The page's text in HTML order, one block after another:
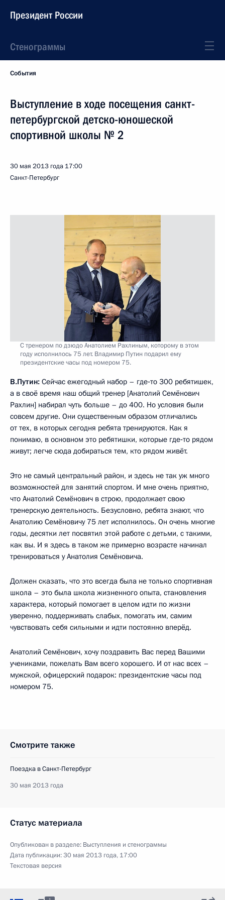
Президент России
Стенограммы
События
Выступление в ходе посещения санкт-
петербургской детско-юношеской
спортивной школы № 2
30 мая 2013 года 17:00
Санкт-Петербург
С тренером по дзюдо Анатолием Рахлиным, которому в этом
году исполнилось 75 лет. Владимир Путин подарил ему
президентские часы под номером 75.
В.Путин: Сейчас ежегодный набор – где‑то 300 ребятишек,
а в своё время наш общий тренер [Анатолий Семёнович
Рахлин] набирал чуть больше – до 400. Но условия были
совсем другие. Они существенным образом отличались
от тех, в которых сегодня ребята тренируются. Как я
понимаю, в основном это ребятишки, которые где‑то рядом
живут; легче сюда добираться тем, кто рядом живёт.
Это не самый центральный район, и здесь не так уж много
возможностей для занятий спортом. И мне очень приятно,
что Анатолий Семёнович в строю, продолжает свою
тренерскую деятельность. Безусловно, ребята знают, что
Анатолию Семёновичу 75 лет исполнилось. Он очень многие
годы, десятки лет посвятил этой работе с детьми, с такими,
как вы. И я здесь в таком же примерно возрасте начинал
тренироваться у Анатолия Семёновича.
Должен сказать, что это всегда была не только спортивная
школа – это была школа жизненного опыта, становления
характера, который помогает в целом идти по жизни
уверенно, поддерживать слабых, помогать им, самим
чувствовать себя сильными и идти постоянно вперёд.
Анатолий Семёнович, хочу поздравить Вас перед Вашими
учениками, пожелать Вам всего хорошего. И от нас всех –
мужской, офицерский подарок: президентские часы под
номером 75.
Смотрите также
Поездка в Санкт-Петербург
30 мая 2013 года
Статус материала
Опубликован в разделе: Выступления и стенограммы
Дата публикации:30 мая 2013 года, 17:00
Текстовая версия